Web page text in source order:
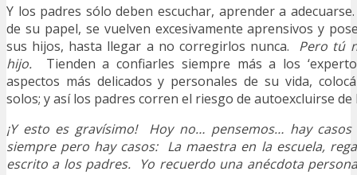
Y los padres sólo deben escuchar, aprender a
de su papel, se vuelven excesivamente aprensivos y
sus hijos, hasta llegar a no corregirlos nunca. Pero tú
hijo. Tienden a confiarles siempre más a los
aspectos más delicados y personales de su vida,
solos; y así los padres corren el riesgo de autoexcluirse de
¡Y esto es gravísimo! Hoy no… pensemos… hay
siempre pero hay casos: La maestra en la escuela,
escrito a los padres. Yo recuerdo una anécdota